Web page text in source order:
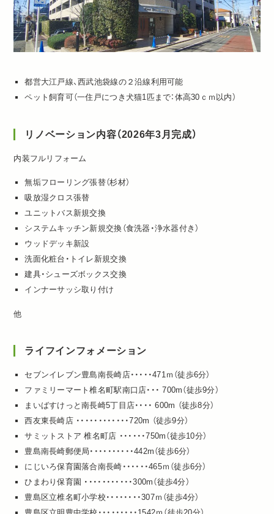
都営大江戸線、西武池袋線の２沿線利用可能
ペット飼育可（一住戸につき犬猫1匹まで：体高30ｃｍ以内）
リノベーション内容（2026年3月完成）
内装フルリフォーム
無垢フローリング張替（杉材）
吸放湿クロス張替
ユニットバス新規交換
システムキッチン新規交換（食洗器・浄水器付き）
ウッドデッキ新設
洗面化粧台・トイレ新規交換
建具・シューズボックス交換
インナーサッシ取り付け
他
ライフインフォメーション
セブンイレブン豊島南長崎店・・・・・471ｍ（徒歩6分）
ファミリーマート椎名町駅南口店・・・ 700m（徒歩9分）
まいばすけっと南長崎5丁目店・・・・ 600m （徒歩8分）
西友東長崎店 ・・・・・・・・・・・・720m （徒歩9分）
サミットストア 椎名町店 ・・・・・・750m（徒歩10分）
豊島南長崎郵便局・・・・・・・・・・442m（徒歩6分）
にじいろ保育園落合南長崎・・・・・・465ｍ（徒歩6分）
ひまわり保育園 ・・・・・・・・・・・300m（徒歩4分）
豊島区立椎名町小学校・・・・・・・・307ｍ（徒歩4分）